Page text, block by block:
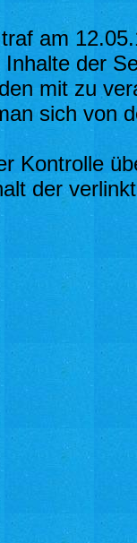
am
der
mit zu
sich von
Kontrolle
der